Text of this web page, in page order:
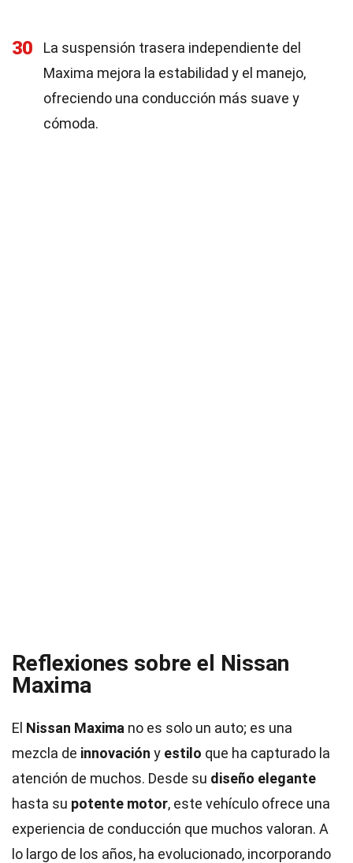
30
La suspensión trasera independiente del
Maxima mejora la estabilidad y el manejo,
ofreciendo una conducción más suave y
cómoda.
Reflexiones sobre el Nissan
Maxima
El Nissan Maxima no es solo un auto; es una
mezcla de innovación y estilo que ha capturado la
atención de muchos. Desde su diseño elegante
hasta su potente motor, este vehículo ofrece una
experiencia de conducción que muchos valoran. A
lo largo de los años, ha evolucionado, incorporando